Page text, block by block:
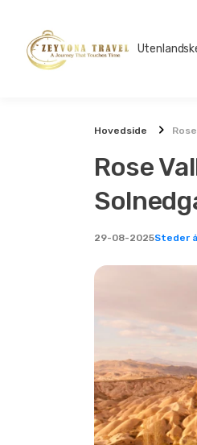
Hovedside
Rose
29-08-2025Steder